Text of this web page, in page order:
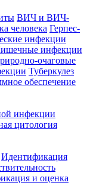
ВИЧ и ВИЧ-
человека Герпес-
инфекции
инфекции
очаговые
Туберкулез
обеспечение
инфекции
цитология
Идентификация
и оценка